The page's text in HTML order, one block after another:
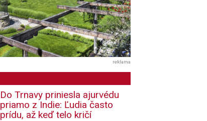
reklama
Do Trnavy priniesla ajurvédu
priamo z Indie: Ľudia často
prídu, až keď telo kričí